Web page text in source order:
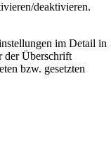
deaktivieren.
im Detail in
der Überschrift
bzw. gesetzten